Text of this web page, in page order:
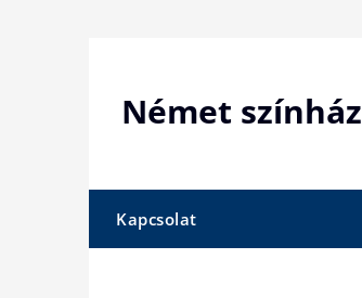
Német színház
Kapcsolat